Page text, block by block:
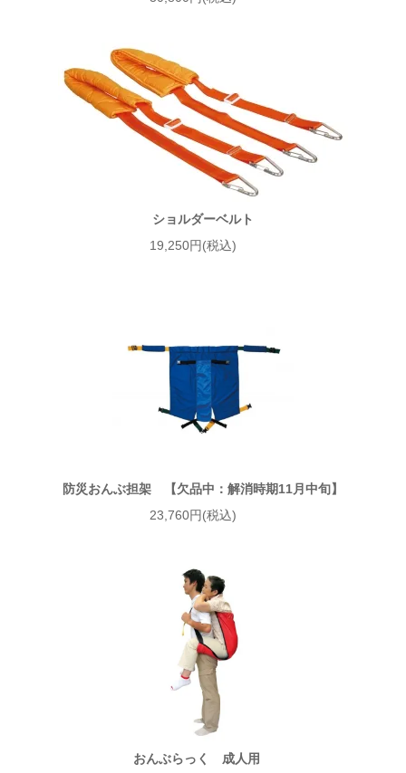
ショルダーベルト
19,250円(税込)
防災おんぶ担架 【欠品中：解消時期11月中旬】
23,760円(税込)
おんぶらっく 成人用